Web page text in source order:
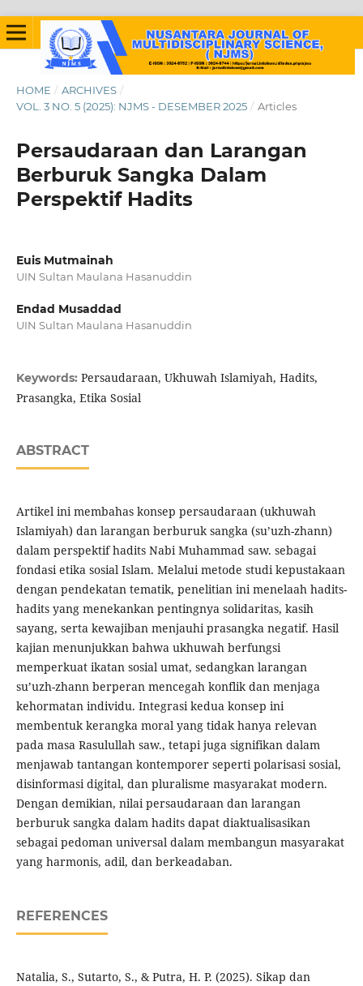
HOME / ARCHIVES /
VOL. 3 NO. 5 (2025): NJMS - DESEMBER 2025 / Articles
Persaudaraan dan Larangan
Berburuk Sangka Dalam
Perspektif Hadits
Euis Mutmainah
UIN Sultan Maulana Hasanuddin
Endad Musaddad
UIN Sultan Maulana Hasanuddin
Keywords: Persaudaraan, Ukhuwah Islamiyah, Hadits,
Prasangka, Etika Sosial
ABSTRACT
Artikel ini membahas konsep persaudaraan (ukhuwah
Islamiyah) dan larangan berburuk sangka (su’uzh-zhann)
dalam perspektif hadits Nabi Muhammad saw. sebagai
fondasi etika sosial Islam. Melalui metode studi kepustakaan
dengan pendekatan tematik, penelitian ini menelaah hadits-
hadits yang menekankan pentingnya solidaritas, kasih
sayang, serta kewajiban menjauhi prasangka negatif. Hasil
kajian menunjukkan bahwa ukhuwah berfungsi
memperkuat ikatan sosial umat, sedangkan larangan
su’uzh-zhann berperan mencegah konflik dan menjaga
kehormatan individu. Integrasi kedua konsep ini
membentuk kerangka moral yang tidak hanya relevan
pada masa Rasulullah saw., tetapi juga signifikan dalam
menjawab tantangan kontemporer seperti polarisasi sosial,
disinformasi digital, dan pluralisme masyarakat modern.
Dengan demikian, nilai persaudaraan dan larangan
berburuk sangka dalam hadits dapat diaktualisasikan
sebagai pedoman universal dalam membangun masyarakat
yang harmonis, adil, dan berkeadaban.
REFERENCES
Natalia, S., Sutarto, S., & Putra, H. P. (2025). Sikap dan